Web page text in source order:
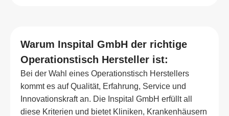
Warum Inspital GmbH der richtige
Operationstisch Hersteller ist:
Bei der Wahl eines Operationstisch Herstellers
kommt es auf Qualität, Erfahrung, Service und
Innovationskraft an. Die Inspital GmbH erfüllt all
diese Kriterien und bietet Kliniken, Krankenhäusern